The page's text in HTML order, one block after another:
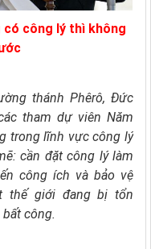
có công lý thì không
thánh Phêrô, Đức
tham dự viên Năm
trong lĩnh vực công lý
cần đặt công lý làm
công ích và bảo vệ
thế giới đang bị tổn
công.